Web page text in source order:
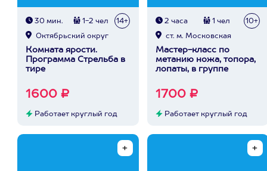
30 мин. 1-2 чел 14+
Октябрьский округ
Комната ярости.
Программа Стрельба в
тире
1600 ₽
Работает круглый год
2 часа 1 чел 10+
ст. м. Московская
Мастер-класс по
метанию ножа, топора,
лопаты, в группе
1700 ₽
Работает круглый год